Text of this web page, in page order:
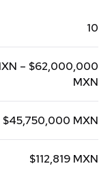
10
– $62,000,000
MXN
$45,750,000 MXN
$112,819 MXN